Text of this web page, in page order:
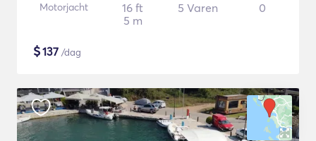
Motorjacht
16 ft
5 m
5 Varen 0
$137 /dag